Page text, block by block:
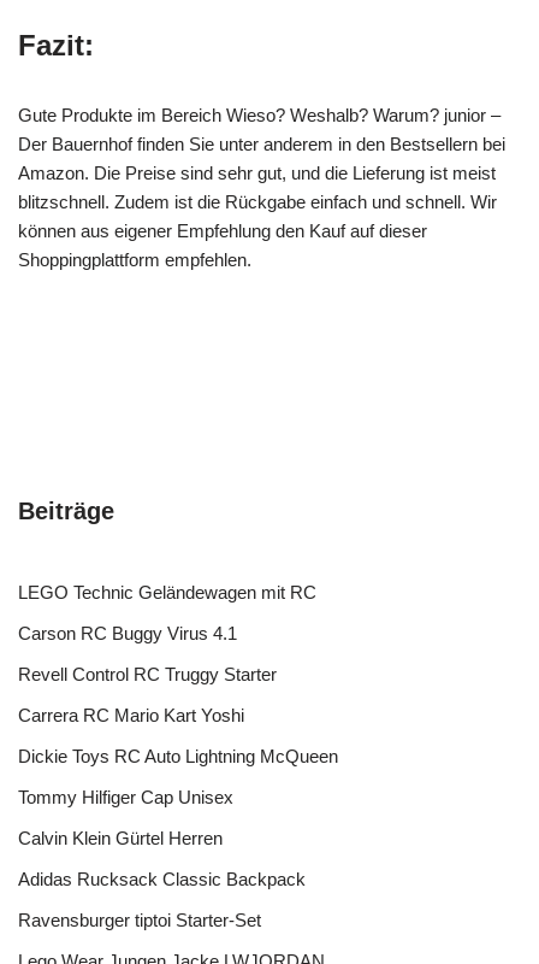
Fazit:
Gute Produkte im Bereich Wieso? Weshalb? Warum? junior –
Der Bauernhof finden Sie unter anderem in den Bestsellern bei
Amazon. Die Preise sind sehr gut, und die Lieferung ist meist
blitzschnell. Zudem ist die Rückgabe einfach und schnell. Wir
können aus eigener Empfehlung den Kauf auf dieser
Shoppingplattform empfehlen.
Beiträge
LEGO Technic Geländewagen mit RC
Carson RC Buggy Virus 4.1
Revell Control RC Truggy Starter
Carrera RC Mario Kart Yoshi
Dickie Toys RC Auto Lightning McQueen
Tommy Hilfiger Cap Unisex
Calvin Klein Gürtel Herren
Adidas Rucksack Classic Backpack
Ravensburger tiptoi Starter-Set